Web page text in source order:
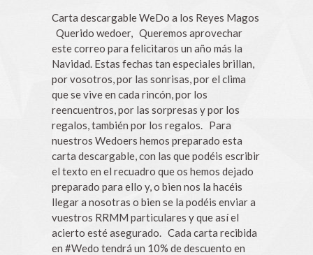
Carta descargable WeDo a los Reyes Magos
Querido wedoer, Queremos aprovechar
este correo para felicitaros un año más la
Navidad. Estas fechas tan especiales brillan,
por vosotros, por las sonrisas, por el clima
que se vive en cada rincón, por los
reencuentros, por las sorpresas y por los
regalos, también por los regalos. Para
nuestros Wedoers hemos preparado esta
carta descargable, con las que podéis escribir
el texto en el recuadro que os hemos dejado
preparado para ello y, o bien nos la hacéis
llegar a nosotras o bien se la podéis enviar a
vuestros RRMM particulares y que así el
acierto esté asegurado. Cada carta recibida
en #Wedo tendrá un 10% de descuento en